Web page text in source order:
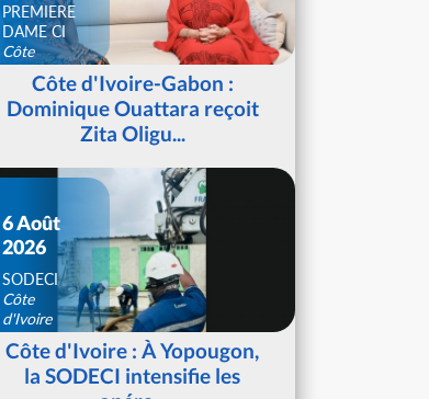
PREMIERE
DAME CI
Côte
d'IvoireCôte d'Ivoire-Gabon :
Dominique Ouattara reçoit
Zita Oligu...
6 Août
2026
SODECI
Côte
d'Ivoire
Côte d'Ivoire : À Yopougon,
la SODECI intensifie les